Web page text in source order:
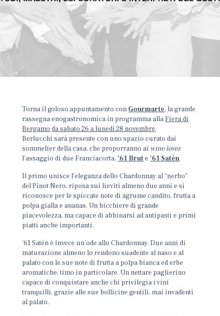
Torna il goloso appuntamento con Gourmarte, la grande
rassegna enogastronomica in programma allaFiera di
Bergamo da sabato 26 a lunedì 28 novembre.
Berlucchi sarà presente con uno spazio curato dai
sommelier della casa, che proporranno ai wine lover
l’assaggio di due Franciacorta, ’61 Brute ’61 Satèn.
Il primo unisce l’eleganza dello Chardonnay al “nerbo”
del Pinot Nero, riposa sui lieviti almeno due anni e si
riconosce per le spiccate note di agrume candito, frutta a
polpa gialla e ananas. Un bicchiere di grande
piacevolezza, ma capace di abbinarsi ad antipasti e primi
piatti anche importanti.
’61 Satèn è invece un’ode allo Chardonnay. Due anni di
maturazione almeno lo rendono suadente al naso e al
palato con le sue note di frutta a polpa bianca ed erbe
aromatiche, timo in particolare. Un nettare paglierino
capace di conquistare anche chi privilegia i vini
tranquilli, grazie alle sue bollicine gentili, mai invadenti
al palato.